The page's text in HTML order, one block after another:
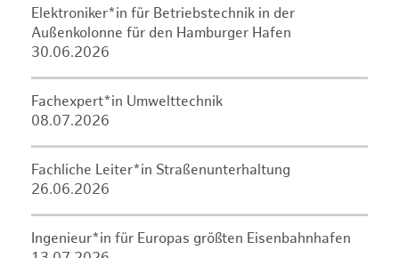
Elektroniker*in für Betriebstechnik in der
Außenkolonne für den Hamburger Hafen
30.06.2026
Fachexpert*in Umwelttechnik
08.07.2026
Fachliche Leiter*in Straßenunterhaltung
26.06.2026
Ingenieur*in für Europas größten Eisenbahnhafen